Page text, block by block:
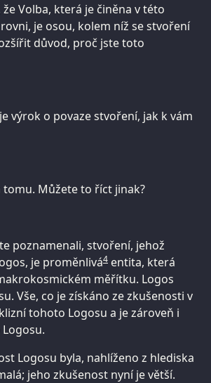
Volba, která je činěna v této
je osou, kolem níž se stvoření
důvod, proč jste toto
výrok o povaze stvoření, jak k vám
tomu. Můžete to říct jinak?
poznamenali, stvoření, jehož
je proměnlivá4 entita, která
měřítku. Logos
Vše, co je získáno ze zkušenosti v
tohoto Logosu a je zároveň i
Logosu byla, nahlíženo z hlediska
jeho zkušenost nyní je větší.